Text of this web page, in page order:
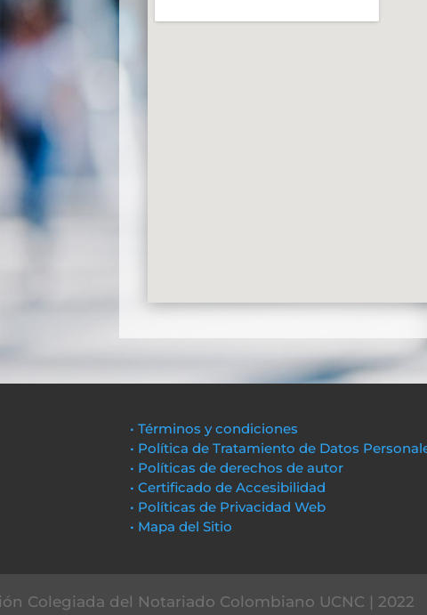
• Términos y condiciones
• Política de Tratamiento de Datos
• Políticas de derechos de autor
• Certificado de Accesibilidad
• Políticas de Privacidad Web
• Mapa del Sitio
Colegiada del Notariado Colombiano UCNC | 2022